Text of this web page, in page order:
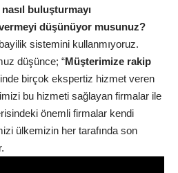
nasıl buluşturmayı
düşünüyor musunuz?
sistemini kullanmıyoruz.
düşünce; “Müşterimize rakip
birçok ekspertiz hizmet veren
bu hizmeti sağlayan firmalar ile
önemli firmalar kendi
ülkemizin her tarafında son